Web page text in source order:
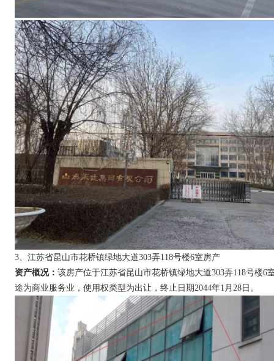
3、江苏省昆山市花桥镇绿地大道303弄118号楼6室房产
资产概况： 该房产位于江苏省昆山市花桥镇绿地大道303弄118号楼6
途为商业服务业，使用权类型为出让，终止日期2044年1月28日。